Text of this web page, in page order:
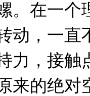
。在一
动，一直
力，接触
来的绝对